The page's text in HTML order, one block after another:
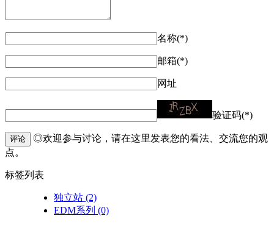
名称(*)
邮箱(*)
网址
验证码(*)
评论
◎欢迎参与讨论，请在这里发表您的看法、交流您的观
点。
标签列表
独立站 (2)
EDM系列 (0)